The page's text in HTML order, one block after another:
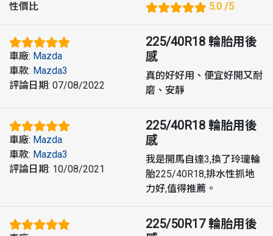
性價比
5.0 /5
車廠: Mazda
車款: Mazda3
評論日期: 07/08/2022
225/40R18 輪胎用後
感
真的好好用、便宜好開又耐
磨、安靜
車廠: Mazda
車款: Mazda3
評論日期: 10/08/2021
225/40R18 輪胎用後
感
我是開馬自達3,換了玲瓏輪
胎225/40R18,排水性抓地
力好,值得推薦。
225/50R17 輪胎用後